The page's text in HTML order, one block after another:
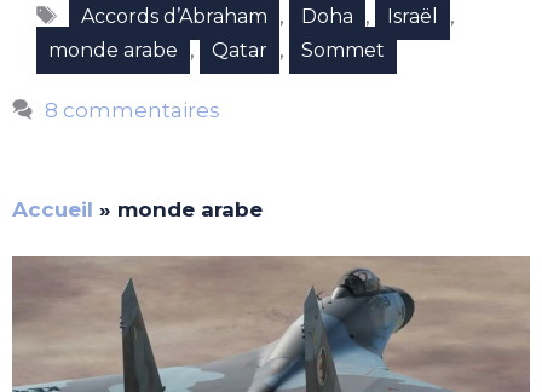
Étiquettes
Accords d’Abraham , Doha , Israël ,
monde arabe , Qatar , Sommet
8 commentaires
Accueil » monde arabe